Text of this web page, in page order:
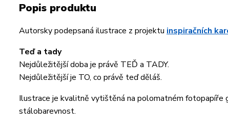
Popis produktu
Autorsky podepsaná ilustrace z projektu inspiračních
Teď a tady
Nejdůležitější doba je právě TEĎ a TADY.
Nejdůležitější je TO, co právě teď děláš.
Ilustrace je kvalitně vytištěná na polomatném fotopapíře
stálobarevnost.